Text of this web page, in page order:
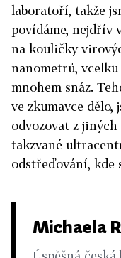
laboratoří, takže
povídáme, nejdřív
na kouličky
nanometrů, vcelku
mnohem snáz.
ve zkumavce dělo,
odvozovat z
takzvané
odstřeďování, kde
Michaela